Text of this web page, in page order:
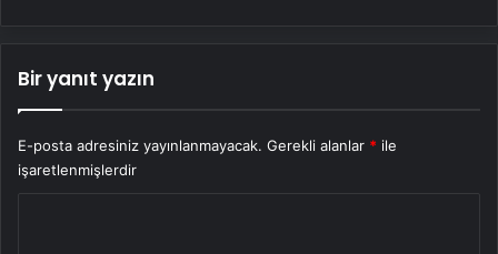
Bir yanıt yazın
E-posta adresiniz yayınlanmayacak. Gerekli alanlar * ile
işaretlenmişlerdir